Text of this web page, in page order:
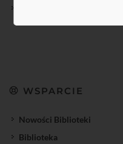
WSPARCIE
Nowości Biblioteki
Biblioteka